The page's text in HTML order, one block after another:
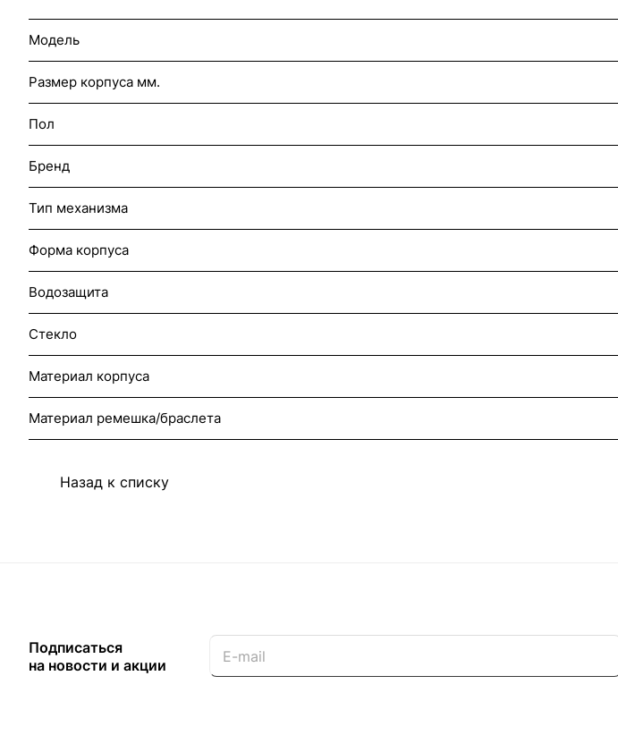
Модель
Размер корпуса мм.
Пол
Бренд
Тип механизма
Форма корпуса
Водозащита
Стекло
Материал корпуса
Материал ремешка/браслета
Назад к списку
Подписаться
на новости и акции